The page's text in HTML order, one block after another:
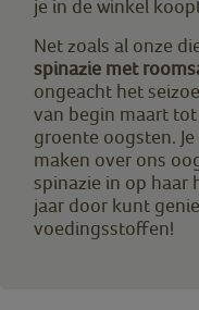
je in de winkel
Net zoals al onze
spinazie met
ongeacht het
van begin maart
groente oogsten.
maken over ons
spinazie in op haar
jaar door kunt
voedingsstoffen!